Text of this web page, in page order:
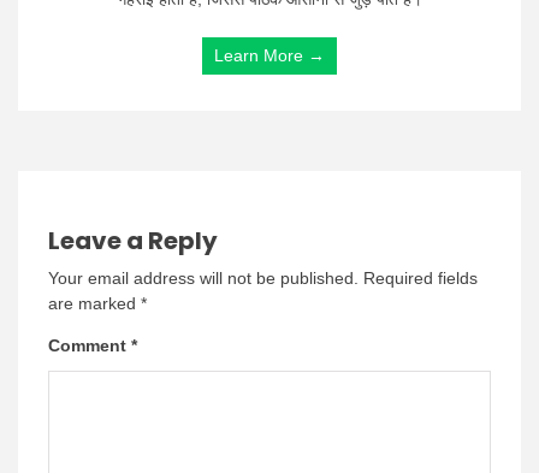
Learn More →
Leave a Reply
Your email address will not be published. Required fields
are marked *
Comment *